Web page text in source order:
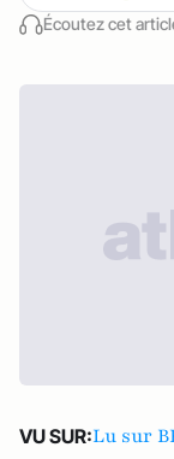
Écoutez cet
VU SUR:Lu sur